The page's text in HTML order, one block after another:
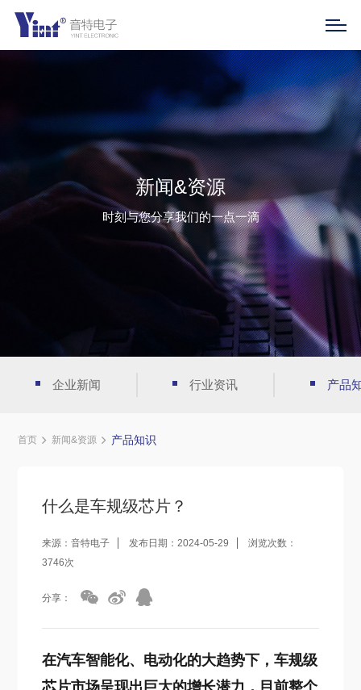
新闻&资源
时刻与您分享我们的一点一滴
企业新闻 行业资讯 产品
首页 新闻&资源 产品知识
什么是车规级芯片？
来源：音特电子 发布日期：2024-05-29
浏览次数：
3746次
分享：
在汽车智能化、电动化的大趋势下，车规级